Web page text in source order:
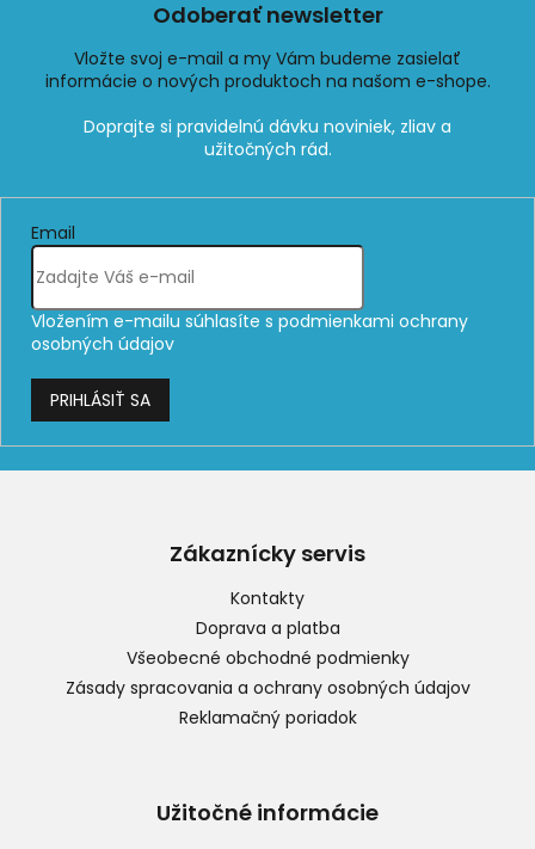
Odoberať newsletter
Vložte svoj e-mail a my Vám budeme zasielať
informácie o nových produktoch na našom e-shope.
Email
Vložením e-mailu súhlasíte s podmienkami ochrany
osobných údajov
PRIHLÁSIŤ SA
Zákaznícky servis
Kontakty
Doprava a platba
Všeobecné obchodné podmienky
Zásady spracovania a ochrany osobných údajov
Reklamačný poriadok
Užitočné informácie